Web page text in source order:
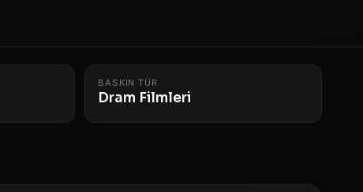
BASKIN TÜR
Dram Filmleri